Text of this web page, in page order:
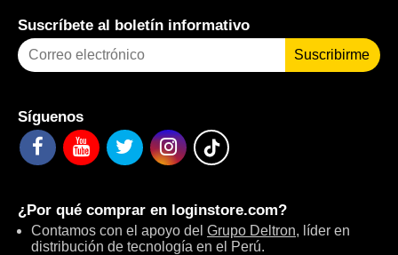
Suscríbete al boletín informativo
Suscribirme
Síguenos
¿Por qué comprar en loginstore.com?
Contamos con el apoyo del Grupo Deltron, líder en
distribución de tecnología en el Perú.